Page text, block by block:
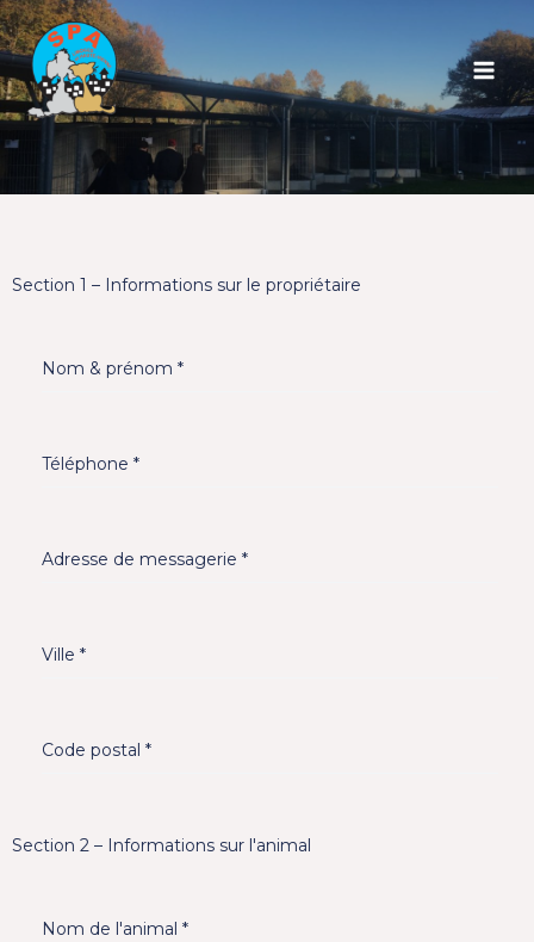
Aller
au
contenu
Section 1 – Informations sur le propriétaire
Nom & prénom *
Téléphone *
Adresse de messagerie *
Ville *
Code postal *
Section 2 – Informations sur l'animal
Nom de l'animal *